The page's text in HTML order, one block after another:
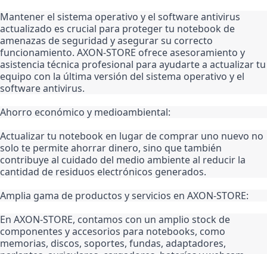
Mantener el sistema operativo y el software antivirus
actualizado es crucial para proteger tu notebook de
amenazas de seguridad y asegurar su correcto
funcionamiento. AXON-STORE ofrece asesoramiento y
asistencia técnica profesional para ayudarte a actualizar tu
equipo con la última versión del sistema operativo y el
software antivirus.
Ahorro económico y medioambiental:
Actualizar tu notebook en lugar de comprar uno nuevo no
solo te permite ahorrar dinero, sino que también
contribuye al cuidado del medio ambiente al reducir la
cantidad de residuos electrónicos generados.
Amplia gama de productos y servicios en AXON-STORE:
En AXON-STORE, contamos con un amplio stock de
componentes y accesorios para notebooks, como
memorias, discos, soportes, fundas, adaptadores,